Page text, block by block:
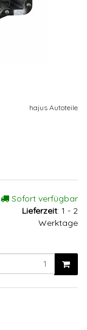
hajus Autoteile
Sofort verfügbar
Lieferzeit: 1 - 2
Werktage